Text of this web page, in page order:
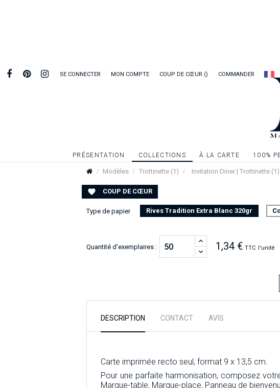
SE CONNECTER MON COMPTE COUP DE CŒUR COMMANDER
PRÉSENTATION COLLECTIONS À LA CARTE 100%
Modèles Trottinette (1) Invitation Diner | Trottinette (1)
 COUP DE CŒUR
Type de papier Rives Tradition Extra Blanc 320gr
Quantité d'exemplaires : 1,34 € TTC l'unité
DESCRIPTION CONTACT AVIS
Carte imprimée recto seul, format 9 x 13,5 cm.
Pour une parfaite harmonisation, composez
Marque-table, Marque-place, Panneau de